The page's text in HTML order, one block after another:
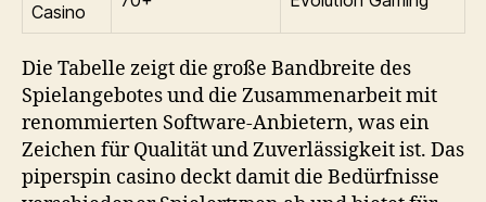
Casino
Die Tabelle zeigt die große Bandbreite des
Spielangebotes und die Zusammenarbeit mit
renommierten Software-Anbietern, was ein
Zeichen für Qualität und Zuverlässigkeit ist. Das
piperspin casino deckt damit die Bedürfnisse